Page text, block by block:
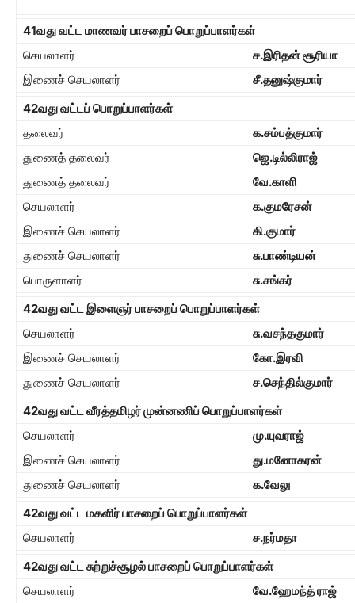
41வது வட்ட மாணவர் பாசறைப் பொறுப்பாளர்கள்
செயலாளர்
ச.இரிதன் சூரியா
இணைச் செயலாளர்
சீ.தனுஷ்குமார்
42வது வட்டப் பொறுப்பாளர்கள்
தலைவர்
க.சம்பத்குமார்
துணைத் தலைவர்
ஜெ.டில்லிராஜ்
துணைத் தலைவர்
வே.காளி
செயலாளர்
க.குமரேசன்
இணைச் செயலாளர்
கி.குமார்
துணைச் செயலாளர்
சு.பாண்டியன்
பொருளாளர்
சு.சங்கர்
42வது வட்ட இளைஞர் பாசறைப் பொறுப்பாளர்கள்
செயலாளர்
சு.வசந்தகுமார்
இணைச் செயலாளர்
கோ.இரவி
துணைச் செயலாளர்
ச.செந்தில்குமார்
42வது வட்ட வீரத்தமிழர் முன்னணிப் பொறுப்பாளர்கள்
செயலாளர்
மு.யுவராஜ்
இணைச் செயலாளர்
து.மனோகரன்
துணைச் செயலாளர்
க.வேலு
42வது வட்ட மகளிர் பாசறைப் பொறுப்பாளர்கள்
செயலாளர்
ச.நர்மதா
42வது வட்ட சுற்றுச்சூழல் பாசறைப் பொறுப்பாளர்கள்
செயலாளர்
வே.ஹேமந்த் ராஜ்